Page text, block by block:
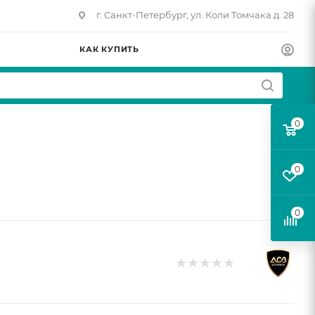
г. Санкт-Петербург, ул. Коли Томчака д. 28
КАК КУПИТЬ
0
0
0